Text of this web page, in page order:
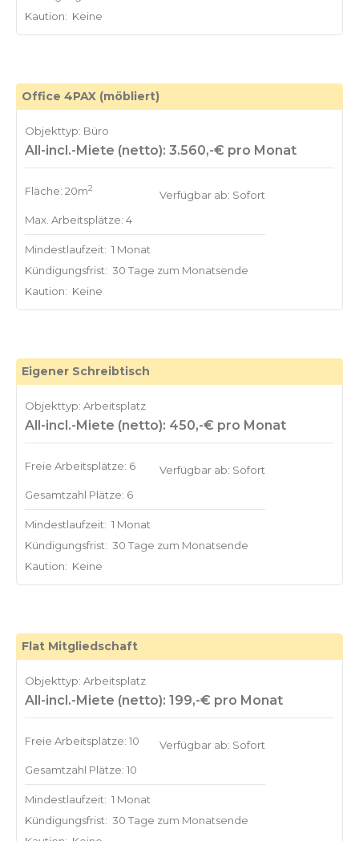
Kaution: Keine
Office 4PAX (möbliert)
Objekttyp: Büro
All-incl.-Miete (netto): 3.560,-€ pro Monat
Fläche: 20m2
Max. Arbeitsplätze: 4
Verfügbar ab: Sofort
Mindestlaufzeit: 1 Monat
Kündigungsfrist: 30 Tage zum Monatsende
Kaution: Keine
Eigener Schreibtisch
Objekttyp: Arbeitsplatz
All-incl.-Miete (netto): 450,-€ pro Monat
Freie Arbeitsplätze: 6
Gesamtzahl Plätze: 6
Verfügbar ab: Sofort
Mindestlaufzeit: 1 Monat
Kündigungsfrist: 30 Tage zum Monatsende
Kaution: Keine
Flat Mitgliedschaft
Objekttyp: Arbeitsplatz
All-incl.-Miete (netto): 199,-€ pro Monat
Freie Arbeitsplätze: 10
Gesamtzahl Plätze: 10
Verfügbar ab: Sofort
Mindestlaufzeit: 1 Monat
Kündigungsfrist: 30 Tage zum Monatsende